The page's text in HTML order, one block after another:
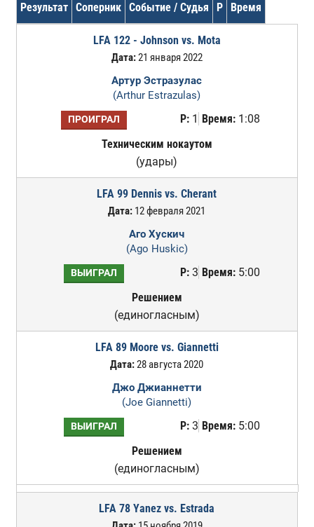
Результат Соперник Событие / Судья Р Время
LFA 122 - Johnson vs. Mota
Дата:21 января 2022
Артур Эстразулас
(Arthur Estrazulas)
ПРОИГРАЛ Р:1 Время:1:08
Техническим нокаутом
(удары)
LFA 99 Dennis vs. Cherant
Дата: 12 февраля 2021
Аго Хускич
(Ago Huskic)
ВЫИГРАЛ Р:3 Время:5:00
Решением
(единогласным)
LFA 89 Moore vs. Giannetti
Дата:28 августа 2020
Джо Джианнетти
(Joe Giannetti)
ВЫИГРАЛ Р:3 Время:5:00
Решением
(единогласным)
LFA 78 Yanez vs. Estrada